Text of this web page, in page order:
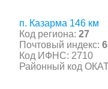
п. Казарма 146 км
Код региона: 27
Почтовый индекс:
Код ИФНС: 2710
Районный код